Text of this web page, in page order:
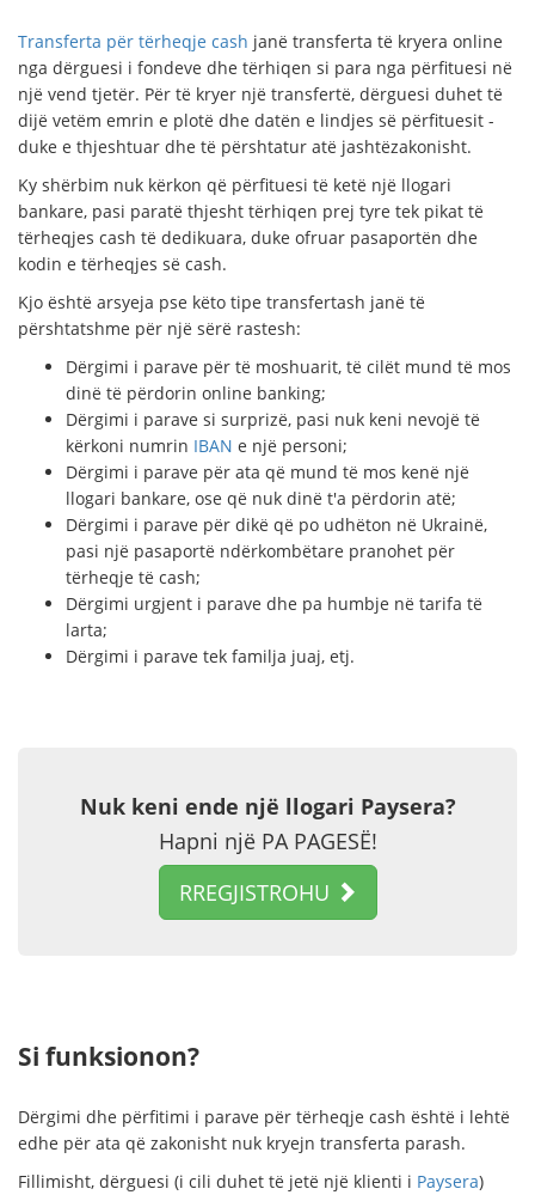
Transferta për tërheqje cash janë transferta të kryera online
nga dërguesi i fondeve dhe tërhiqen si para nga përfituesi në
një vend tjetër. Për të kryer një transfertë, dërguesi duhet të
dijë vetëm emrin e plotë dhe datën e lindjes së përfituesit -
duke e thjeshtuar dhe të përshtatur atë jashtëzakonisht.
Ky shërbim nuk kërkon që përfituesi të ketë një llogari
bankare, pasi paratë thjesht tërhiqen prej tyre tek pikat të
tërheqjes cash të dedikuara, duke ofruar pasaportën dhe
kodin e tërheqjes së cash.
Kjo është arsyeja pse këto tipe transfertash janë të
përshtatshme për një sërë rastesh:
Dërgimi i parave për të moshuarit, të cilët mund të mos
dinë të përdorin online banking;
Dërgimi i parave si surprizë, pasi nuk keni nevojë të
kërkoni numrin IBAN e një personi;
Dërgimi i parave për ata që mund të mos kenë një
llogari bankare, ose që nuk dinë t'a përdorin atë;
Dërgimi i parave për dikë që po udhëton në Ukrainë,
pasi një pasaportë ndërkombëtare pranohet për
tërheqje të cash;
Dërgimi urgjent i parave dhe pa humbje në tarifa të
larta;
Dërgimi i parave tek familja juaj, etj.
Nuk keni ende një llogari Paysera?
Hapni një PA PAGESË!
RREGJISTROHU
Si funksionon?
Dërgimi dhe përfitimi i parave për tërheqje cash është i lehtë
edhe për ata që zakonisht nuk kryejn transferta parash.
Fillimisht, dërguesi (i cili duhet të jetë një klienti i Paysera)